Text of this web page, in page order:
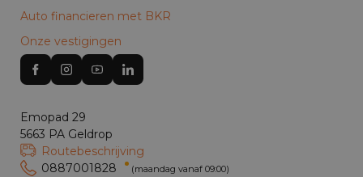
Auto financieren met BKR
Onze vestigingen
Emopad 29
5663 PA Geldrop
Routebeschrijving
0887001828
(maandag vanaf 09:00)